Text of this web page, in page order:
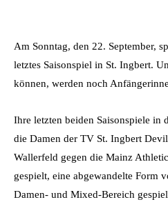
Am Sonntag, den 22. September,
letztes Saisonspiel in St. Ingbert.
können, werden noch
Ihre letzten beiden Saisonspiele in
die Damen der TV St. Ingbert
Wallerfeld gegen die Mainz
gespielt, eine abgewandelte Form
Damen- und Mixed-Bereich